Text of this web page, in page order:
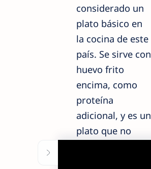
considerado un
plato básico en
la cocina de este
país. Se sirve con
huevo frito
encima, como
proteína
adicional, y es un
plato que no